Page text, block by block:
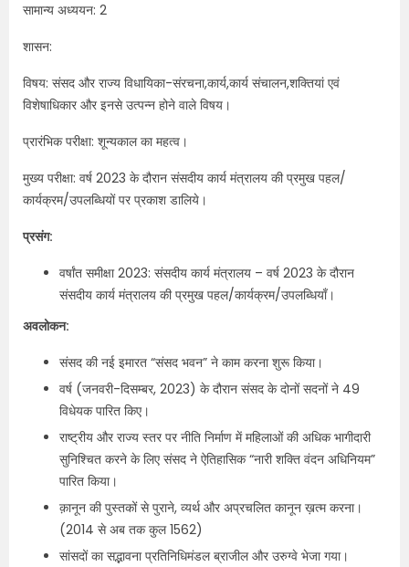
सामान्य अध्ययन: 2
शासन:
विषय: संसद और राज्य विधायिका-संरचना,कार्य,कार्य संचालन,शक्तियां एवं
विशेषाधिकार और इनसे उत्पन्न होने वाले विषय।
प्रारंभिक परीक्षा: शून्यकाल का महत्‍व।
मुख्य परीक्षा: वर्ष 2023 के दौरान संसदीय कार्य मंत्रालय की प्रमुख पहल/
कार्यक्रम/उपलब्धियों पर प्रकाश डालिये।
प्रसंग:
वर्षांत समीक्षा 2023: संसदीय कार्य मंत्रालय – वर्ष 2023 के दौरान
संसदीय कार्य मंत्रालय की प्रमुख पहल/कार्यक्रम/उपलब्धियाँ।
अवलोकन:
संसद की नई इमारत “संसद भवन” ने काम करना शुरू किया।
वर्ष (जनवरी-दिसम्‍बर, 2023) के दौरान संसद के दोनों सदनों ने 49
विधेयक पारित किए।
राष्ट्रीय और राज्य स्तर पर नीति निर्माण में महिलाओं की अधिक भागीदारी
सुनिश्चित करने के लिए संसद ने ऐतिहासिक “नारी शक्ति वंदन अधिनियम”
पारित किया।
क़ानून की पुस्‍तकों से पुराने, व्‍यर्थ और अप्रचलित कानून ख़त्म करना।
(2014 से अब तक कुल 1562)
सांसदों का सद्भावना प्रतिनिधिमंडल ब्राजील और उरुग्वे भेजा गया।